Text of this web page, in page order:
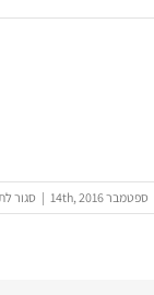
ספטמבר 14th, 2016 | סגור